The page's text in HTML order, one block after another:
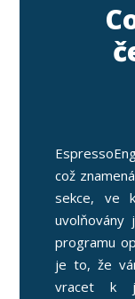
což
sekce, ve
uvolňovány
programu
je to, že
vracet k